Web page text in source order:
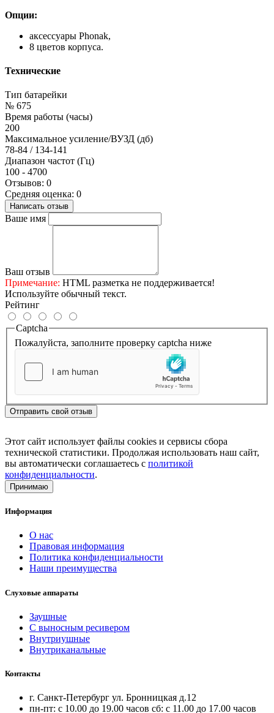
Опции:
аксессуары Phonak,
8 цветов корпуса.
Технические
Тип батарейки
№ 675
Время работы (часы)
200
Максимальное усиление/ВУЗД (дб)
78-84 / 134-141
Диапазон частот (Гц)
100 - 4700
Отзывов: 0
Средняя оценка: 0
Написать отзыв
Ваше имя
Ваш отзыв
Примечание: HTML разметка не поддерживается!
Используйте обычный текст.
Рейтинг
Captcha
Пожалуйста, заполните проверку captcha ниже
Отправить свой отзыв
Этот сайт использует файлы cookies и сервисы сбора
технической статистики. Продолжая использовать наш сайт,
вы автоматически соглашаетесь с политикой
конфиденциальности.
Принимаю
Информация
О нас
Правовая информация
Политика конфиденциальности
Наши преимущества
Слуховые аппараты
Заушные
С выносным ресивером
Внутриушные
Внутриканальные
Контакты
г. Санкт-Петербург ул. Бронницкая д.12
пн-пт: с 10.00 до 19.00 часов сб: с 11.00 до 17.00 часов